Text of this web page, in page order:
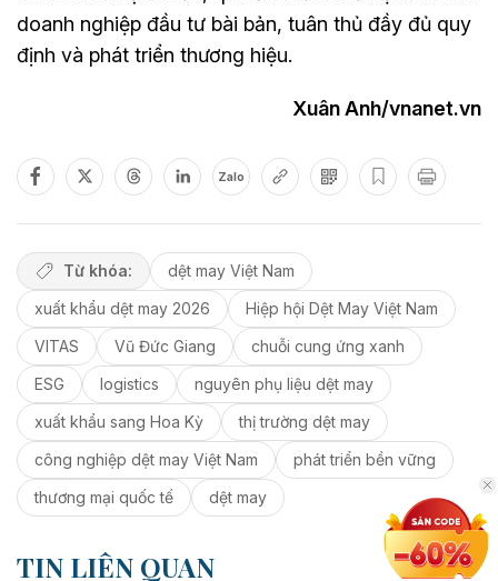
doanh nghiệp đầu tư bài bản, tuân thủ đầy đủ quy
định và phát triển thương hiệu.
Xuân Anh/vnanet.vn
Zalo
Từ khóa:
dệt may Việt Nam
xuất khẩu dệt may 2026
Hiệp hội Dệt May Việt Nam
VITAS
Vũ Đức Giang
chuỗi cung ứng xanh
ESG
logistics
nguyên phụ liệu dệt may
xuất khẩu sang Hoa Kỳ
thị trường dệt may
công nghiệp dệt may Việt Nam
phát triển bền vững
thương mại quốc tế
dệt may
TIN LIÊN QUAN